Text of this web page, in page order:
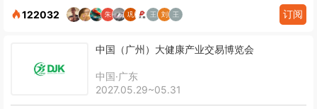
122032 订阅
中国（广州）大健康产业交易博览会
中国·广东
2027.05.29~05.31